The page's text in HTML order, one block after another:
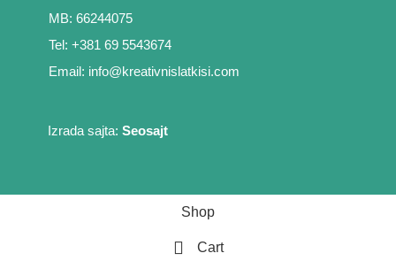
MB: 66244075
Tel: +381 69 5543674
Email: info@kreativnislatkisi.com
Izrada sajta: Seosajt
Shop
Cart